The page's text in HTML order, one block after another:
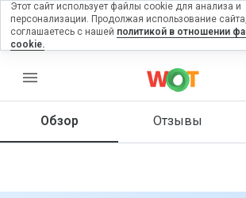
menu
Обзор Отзывы
на
Как бы
этот
Этот сайт использует файлы cookie для анализа и
персонализации. Продолжая использование
соглашаетесь с нашей политикой в отношении
cookie.